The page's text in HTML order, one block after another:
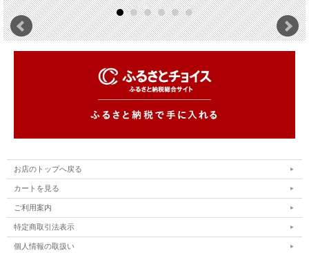
お店のトップへ戻る
カートを見る
ご利用案内
特定商取引法表示
個人情報の取扱い